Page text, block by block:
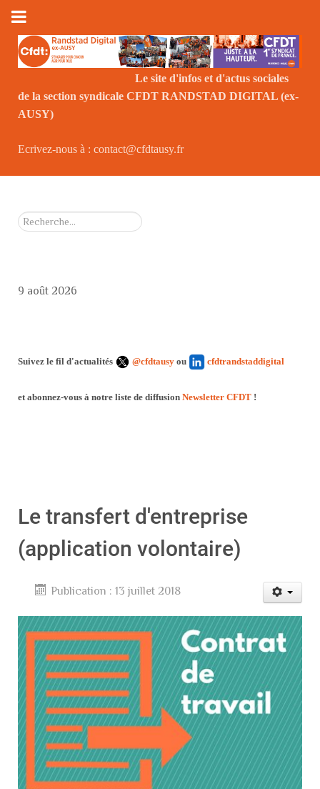
Le site d'infos et d'actus sociales
de la section syndicale CFDT RANDSTAD DIGITAL (ex-
AUSY)
Le
Ecrivez-nous à : contact@cfdtausy.fr
Rechercher
9 août 2026
Suivez le fil d'actualités @cfdtausy ou cfdtrandstaddigital
et abonnez-vous à notre liste de diffusion Newsletter CFDT !
Le transfert d'entreprise
(application volontaire)
Publication : 13 juillet 2018